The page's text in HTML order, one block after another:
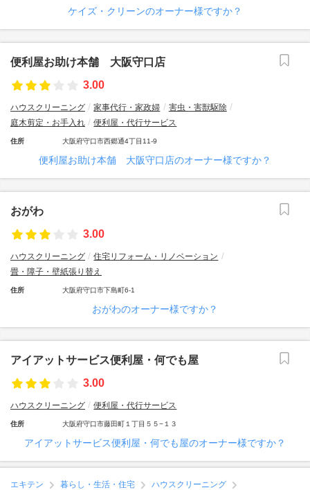
ケイズ・クリーンのオーナー様ですか？
便利屋お助け本舗 大阪守口店
3.00
ハウスクリーニング 家事代行・家政婦
害虫・害獣駆除
庭木剪定・お手入れ
便利屋・代行サービス
住所 大阪府守口市西郷通4丁目11-9
便利屋お助け本舗 大阪守口店のオーナー様ですか？
おがわ
3.00
ハウスクリーニング
住宅リフォーム・リノベーション
畳・障子・壁紙張り替え
住所 大阪府守口市下島町6-1
おがわのオーナー様ですか？
アイアットサービス便利屋・何でも屋
3.00
ハウスクリーニング 便利屋・代行サービス
住所 大阪府守口市藤田町１丁目５５−１３
アイアットサービス便利屋・何でも屋のオーナー様ですか？
エキテン 暮らし・生活・住宅
ハウスクリーニング